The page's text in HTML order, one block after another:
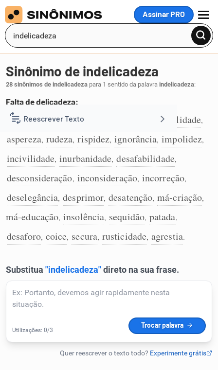
Assinar PRO
MENU
Reescrever Texto
Resumir Texto
Corrigir Texto
Detector de IA
Cata-letras
Conexões
Sinônimo de indelicadeza
28 sinônimos de indelicadeza para 1 sentido da palavra indelicadeza:
Falta de delicadeza:
1 descortesia,grosseria brutalidade,
aspereza, rudeza, rispidez, ignorância, impolidez,
incivilidade, inurbanidade, desafabilidade,
desconsideração, inconsideração, incorreção,
deselegância, desprimor, desatenção, má-criação,
má-educação, insolência, sequidão, patada,
desaforo, coice, secura, rusticidade, agrestia.